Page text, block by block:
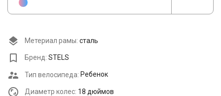
Метериал рамы: сталь
Бренд: STELS
Тип велосипеда: Ребенок
Диаметр колес: 18 дюймов